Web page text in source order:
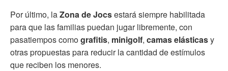
Por último, laZona de Jocsestará siempre habilitada
para que las familias puedan jugar libremente, con
pasatiempos comografitis, minigolf, camas elásticasy
otras propuestas para reducir la cantidad de estímulos
que reciben los menores.